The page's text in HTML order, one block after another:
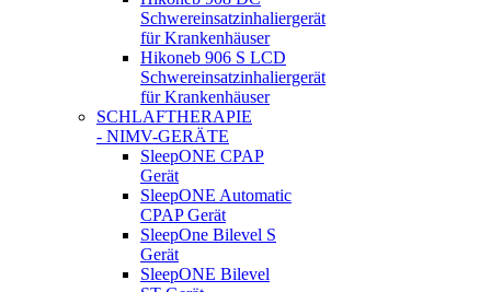
Schwereinsatzinhaliergerät
für Krankenhäuser
Hikoneb 906 S LCD
Schwereinsatzinhaliergerät
für Krankenhäuser
SCHLAFTHERAPIE
- NIMV-GERÄTE
SleepONE CPAP
Gerät
SleepONE Automatic
CPAP Gerät
SleepOne Bilevel S
Gerät
SleepONE Bilevel